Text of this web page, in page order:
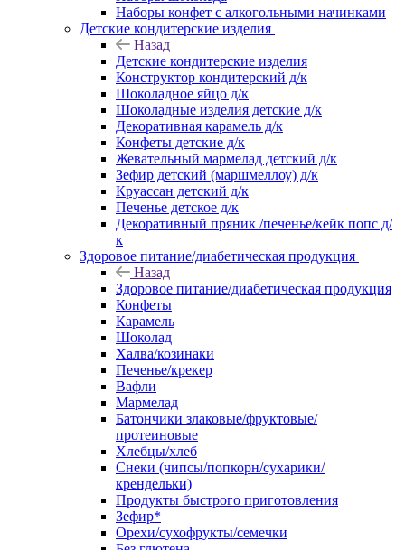
Наборы конфет с алкогольными начинками
Детские кондитерские изделия
Назад
Детские кондитерские изделия
Конструктор кондитерский д/к
Шоколадное яйцо д/к
Шоколадные изделия детские д/к
Декоративная карамель д/к
Конфеты детские д/к
Жевательный мармелад детский д/к
Зефир детский (маршмеллоу) д/к
Круассан детский д/к
Печенье детское д/к
Декоративный пряник /печенье/кейк попс д/
к
Здоровое питание/диабетическая продукция
Назад
Здоровое питание/диабетическая продукция
Конфеты
Карамель
Шоколад
Халва/козинаки
Печенье/крекер
Вафли
Мармелад
Батончики злаковые/фруктовые/
протеиновые
Хлебцы/хлеб
Снеки (чипсы/попкорн/сухарики/
крендельки)
Продукты быстрого приготовления
Зефир*
Орехи/сухофрукты/семечки